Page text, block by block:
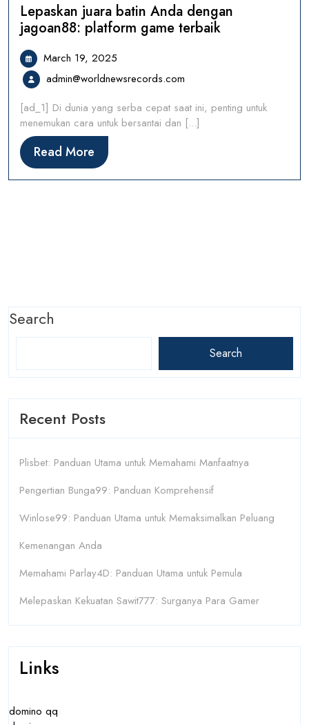
Lepaskan juara batin Anda dengan
jagoan88: platform game terbaik
March 19, 2025
admin@worldnewsrecords.com
[ad_1] Di dunia yang serba cepat saat ini, penting untuk
menemukan cara untuk bersantai dan [...]
Read More Read
More
Search
Search
Recent Posts
Plisbet: Panduan Utama untuk Memahami Manfaatnya
Pengertian Bunga99: Panduan Komprehensif
Winlose99: Panduan Utama untuk Memaksimalkan Peluang
Kemenangan Anda
Memahami Parlay4D: Panduan Utama untuk Pemula
Melepaskan Kekuatan Sawit777: Surganya Para Gamer
Links
domino qq